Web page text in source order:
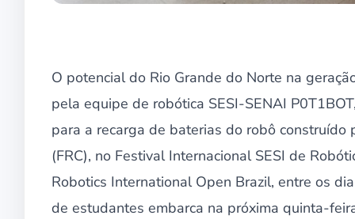
O potencial do Rio Grande do Norte na
pela equipe de robótica SESI-SENAI
para a recarga de baterias do robô
(FRC), no Festival Internacional SESI de
Robotics International Open Brazil, entre os
de estudantes embarca na próxima quinta-